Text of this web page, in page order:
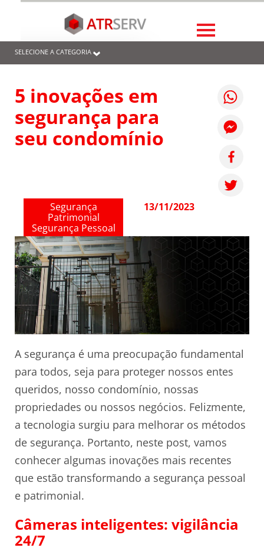
SELECIONE A CATEGORIA
5 inovações em
segurança para
seu condomínio
Segurança
Patrimonial
Segurança Pessoal
13/11/2023
A segurança é uma preocupação fundamental
para todos, seja para proteger nossos entes
queridos, nosso condomínio, nossas
propriedades ou nossos negócios. Felizmente,
a tecnologia surgiu para melhorar os métodos
de segurança. Portanto, neste post, vamos
conhecer algumas inovações mais recentes
que estão transformando a segurança pessoal
e patrimonial.
Câmeras inteligentes: vigilância
24/7